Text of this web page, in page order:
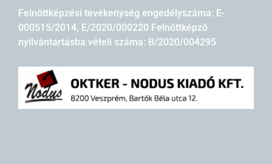
Felnőttképzési tevékenység engedélyszáma: E-
000515/2014, E/2020/000220 Felnőttképző
nyilvántartásba vételi száma: B/2020/004295